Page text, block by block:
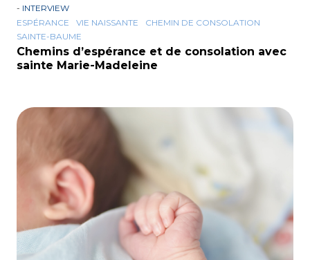
- INTERVIEW
ESPÉRANCE
VIE NAISSANTE
CHEMIN DE CONSOLATION
SAINTE-BAUME
Chemins d’espérance et de consolation avec
sainte Marie-Madeleine